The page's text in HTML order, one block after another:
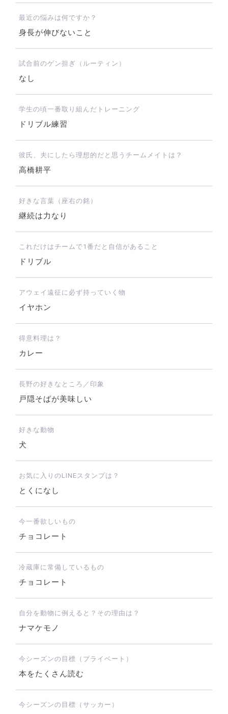
最近の悩みは何ですか？
身長が伸びないこと
試合前のゲン担ぎ（ルーティン）
なし
学生の頃一番取り組んだトレーニング
ドリブル練習
彼氏、夫にしたら理想的だと思うチームメイトは？
高橋耕平
好きな言葉（座右の銘）
継続は力なり
これだけはチームで1番だと自信があること
ドリブル
アウェイ遠征に必ず持っていく物
イヤホン
得意料理は？
カレー
長野の好きなところ／印象
戸隠そばが美味しい
好きな動物
犬
お気に入りのLINEスタンプは？
とくになし
今一番欲しいもの
チョコレート
冷蔵庫に常備しているもの
チョコレート
自分を動物に例えると？その理由は？
ナマケモノ
今シーズンの目標（プライベート）
本をたくさん読む
今シーズンの目標（サッカー）